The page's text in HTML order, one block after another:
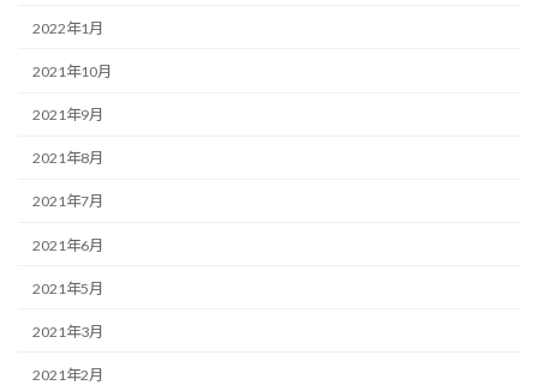
2022年1月
2021年10月
2021年9月
2021年8月
2021年7月
2021年6月
2021年5月
2021年3月
2021年2月